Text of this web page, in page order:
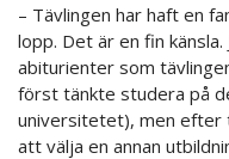
– Tävlingen har haft en
lopp. Det är en fin känsla.
abiturienter som
först tänkte studera på
universitetet), men efter
att välja en annan